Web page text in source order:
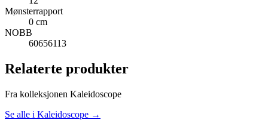
Mønsterrapport
0 cm
NOBB
60656113
Relaterte produkter
Fra kolleksjonen Kaleidoscope
Se alle i Kaleidoscope →